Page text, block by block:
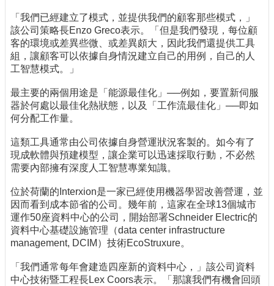
「我們已經建立了模式，並提供我們的顧客那些模式，」
該公司策略長Enzo Greco表示。「但是我們發現，每位顧
客的環境或差異些微、或差異頗大，因此我們還提供工具
組，讓顧客可以依據自身情況建立自己的用例，自己的人
工智慧模式。」
最主要的兩個用途是「能源最佳化」──例如，要置新伺服
器於何處以最佳化熱狀態，以及「工作流最佳化」──即如
何分配工作量。
這類工具通常由公司依據自身營運狀況客製的。如今有了
現成軟體與預建模型，讓企業可以迅速採取行動，不必然
需要內部擁有深度人工智慧專業知識。
位於荷蘭的Interxion是一家已經使用機器學習改善營運，並
因而看到成本節省的公司。幾年前，這家在全球13個城市
運作50座資料中心的公司，開始部署Schneider Electric的
資料中心基礎設施管理（data center infrastructure
management, DCIM）技術EcoStruxure。
「我們通常每年會建造四座新的資料中心，」該公司資料
中心技術暨工程長Lex Coors表示。「那讓我們有機會回頭